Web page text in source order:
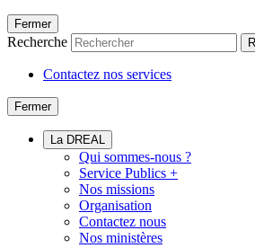
Fermer
Recherche
Contactez nos services
Fermer
La DREAL
Qui sommes-nous ?
Service Publics +
Nos missions
Organisation
Contactez nous
Nos ministères